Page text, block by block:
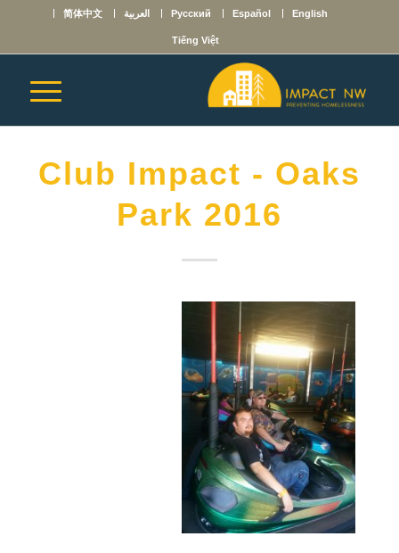
English
Español
Русский العربية 简体中文
Tiếng Việt
Club Impact - Oaks
Park 2016